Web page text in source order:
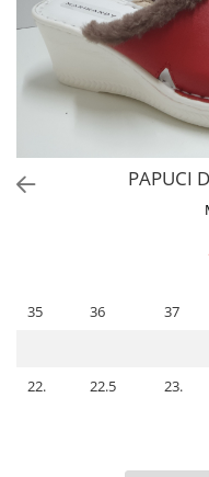
PAPUCI
35 36 37
22. 22.5 23.